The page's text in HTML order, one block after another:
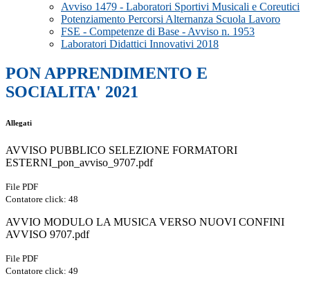
Avviso 1479 - Laboratori Sportivi Musicali e Coreutici
Potenziamento Percorsi Alternanza Scuola Lavoro
FSE - Competenze di Base - Avviso n. 1953
Laboratori Didattici Innovativi 2018
PON APPRENDIMENTO E
SOCIALITA' 2021
Allegati
AVVISO PUBBLICO SELEZIONE FORMATORI
ESTERNI_pon_avviso_9707.pdf
File PDF
Contatore click: 48
AVVIO MODULO LA MUSICA VERSO NUOVI CONFINI
AVVISO 9707.pdf
File PDF
Contatore click: 49